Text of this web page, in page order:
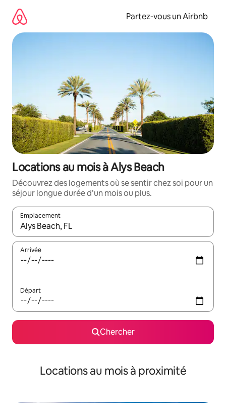
directement
contenu
Partez-vous un Airbnb
Locations au mois à Alys Beach
Découvrez des logements où se sentir chez soi pour un
séjour longue durée d’un mois ou plus.
Emplacement
Quand les résultats sont affichés, parcourez-les en utilisant
Arrivée
Départ
Chercher
Locations au mois à proximité